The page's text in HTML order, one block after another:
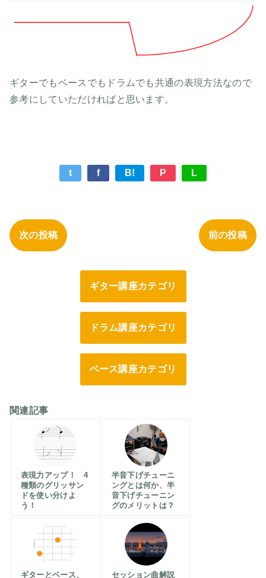
ギターでもベースでもドラムでも共通の表現方法なので
参考にしていただければと思います。
t f B! P L
次の投稿 前の投稿
ギター講座カテゴリ
ドラム講座カテゴリ
ベース講座カテゴリ
関連記事
表現力アップ！ 4
種類のグリッサン
ドを使い分けよ
う！
半音下げチューニ
ングとは何か、半
音下げチューニン
グのメリットは？
ギターとベース、
セッション曲解説